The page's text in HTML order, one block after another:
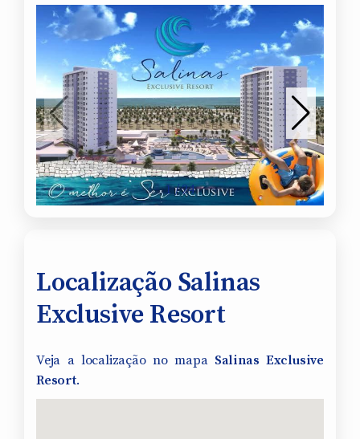
1/24
Localização Salinas
Exclusive Resort
Veja a localização no mapa Salinas Exclusive
Resort.